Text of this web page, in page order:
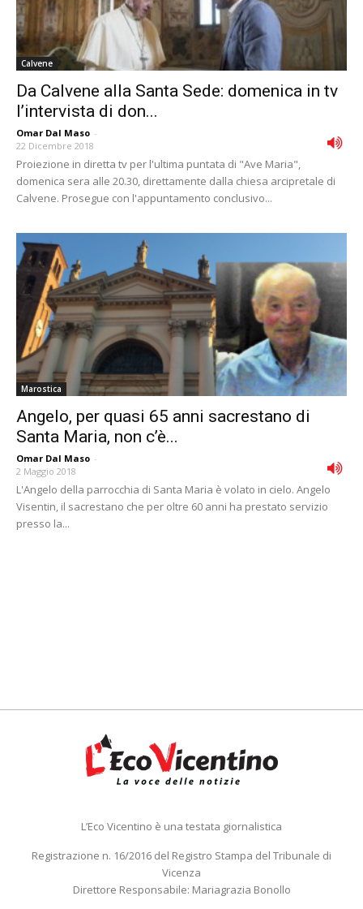
Calvene
Da Calvene alla Santa Sede: domenica in tv
l’intervista di don...
Omar Dal Maso -
22 Dicembre 2018
Proiezione in diretta tv per l'ultima puntata di "Ave Maria",
domenica sera alle 20.30, direttamente dalla chiesa arcipretale di
Calvene. Prosegue con l'appuntamento conclusivo...
Marostica
Angelo, per quasi 65 anni sacrestano di
Santa Maria, non c’è...
Omar Dal Maso -
2 Maggio 2018
L'Angelo della parrocchia di Santa Maria è volato in cielo. Angelo
Visentin, il sacrestano che per oltre 60 anni ha prestato servizio
presso la...
L’Eco Vicentino è una testata giornalistica
Registrazione n. 16/2016 del Registro Stampa del Tribunale di
Vicenza
Direttore Responsabile: Mariagrazia Bonollo